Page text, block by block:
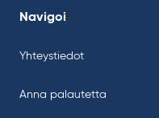
Navigoi
Yhteystiedot
Anna palautetta